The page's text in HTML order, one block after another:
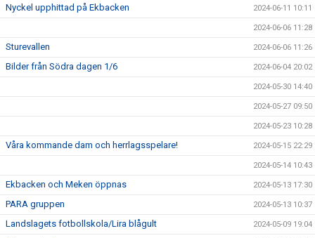
Nyckel upphittad på Ekbacken 2024-06-11 10:11
2024-06-06 11:28
Sturevallen 2024-06-06 11:26
Bilder från Södra dagen 1/6 2024-06-04 20:02
2024-05-30 14:40
2024-05-27 09:50
2024-05-23 10:28
Våra kommande dam och herrlagsspelare! 2024-05-15 22:29
2024-05-14 10:43
Ekbacken och Meken öppnas 2024-05-13 17:30
PARA gruppen 2024-05-13 10:37
Landslagets fotbollskola/Lira blågult 2024-05-09 19:04